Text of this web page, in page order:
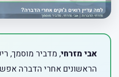
אבי מזרחי, מדביר מוסמך,
הראשונים אחרי הדברה